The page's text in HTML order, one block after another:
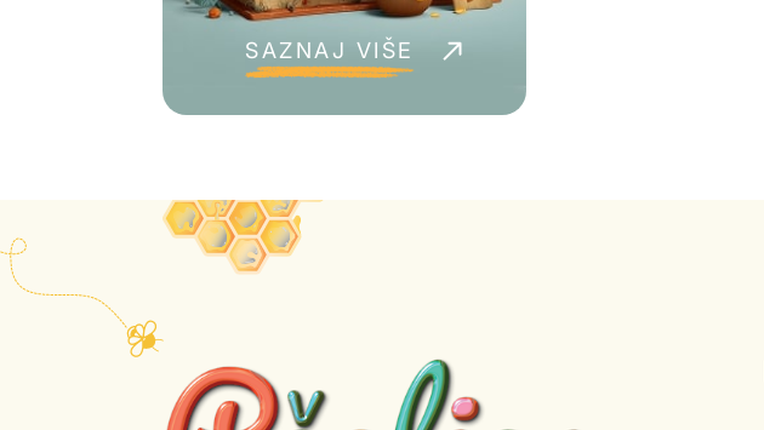
SAZNAJ VIŠE